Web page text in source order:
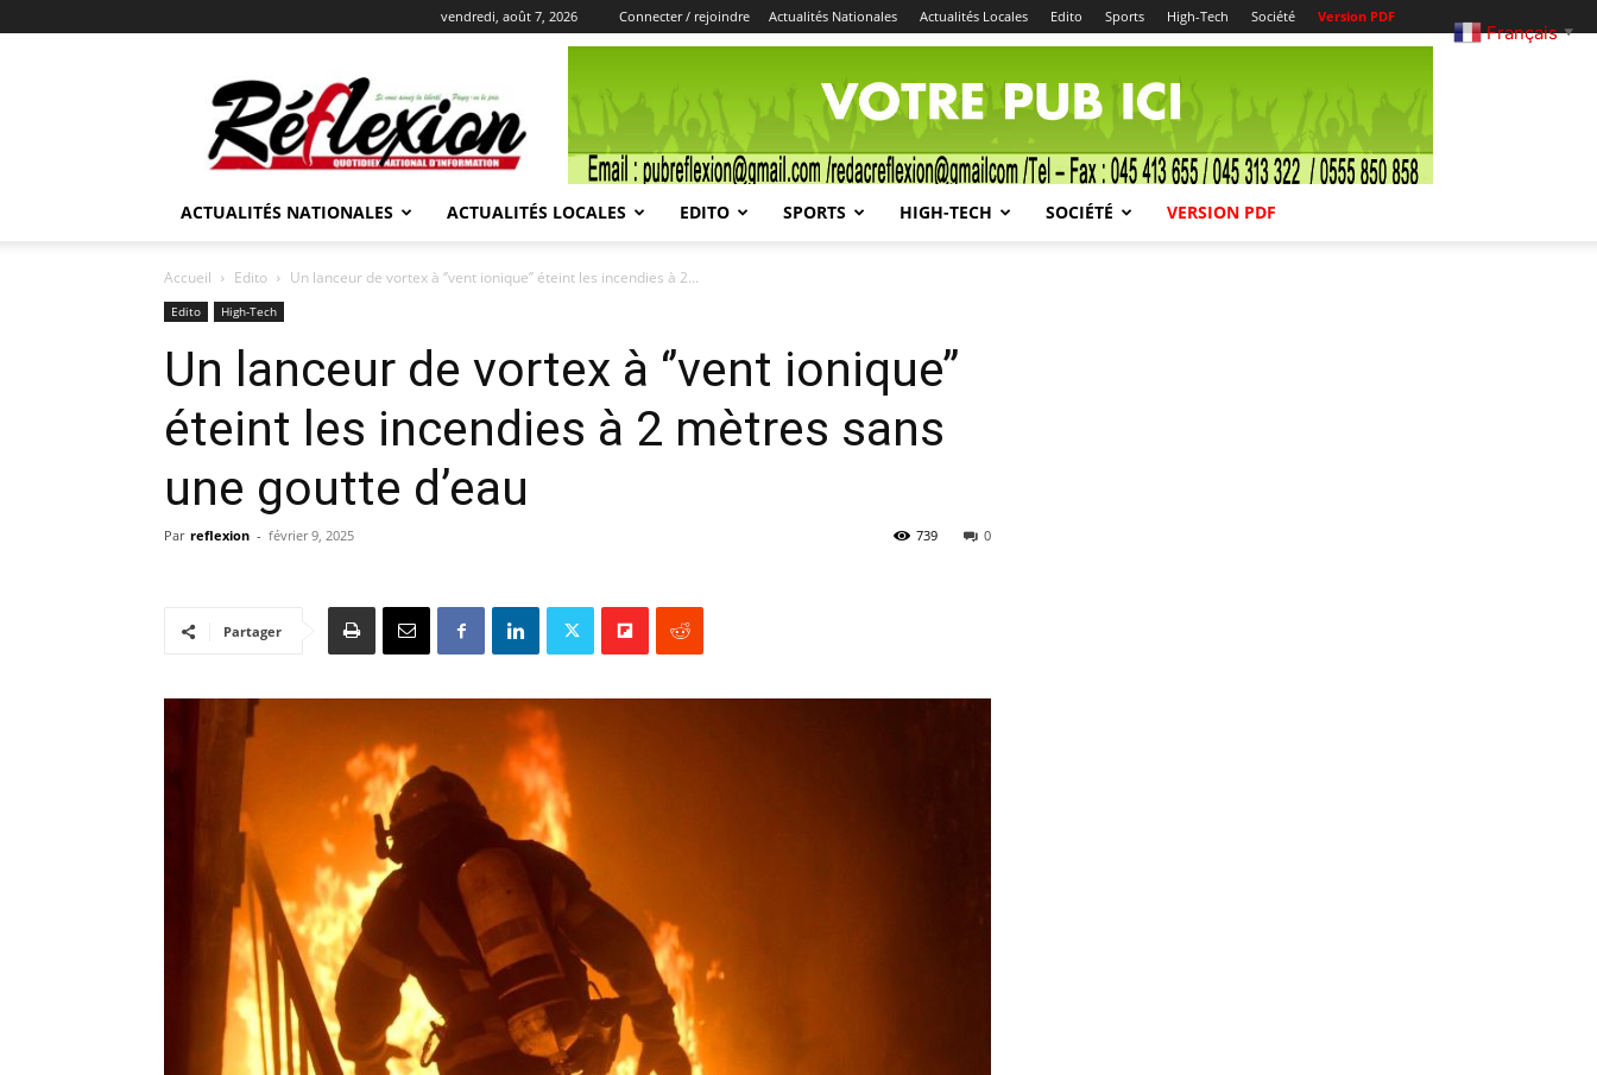
vendredi, août 7, 2026 Connecter / rejoindre Actualités Nationales Actualités Locales Edito Sports High-Tech Société Version PDF
REFLEXION
ACTUALITÉS NATIONALES ACTUALITÉS LOCALES EDITO SPORTS HIGH-TECH SOCIÉTÉ VERSION PDF
Accueil Edito Un lanceur de vortex à ‘’vent ionique’’ éteint les incendies à 2...
Edito High-Tech
Un lanceur de vortex à ‘’vent ionique’’
éteint les incendies à 2 mètres sans
une goutte d’eau
Par reflexion - février 9, 2025 0
739
Partager
Français ▼